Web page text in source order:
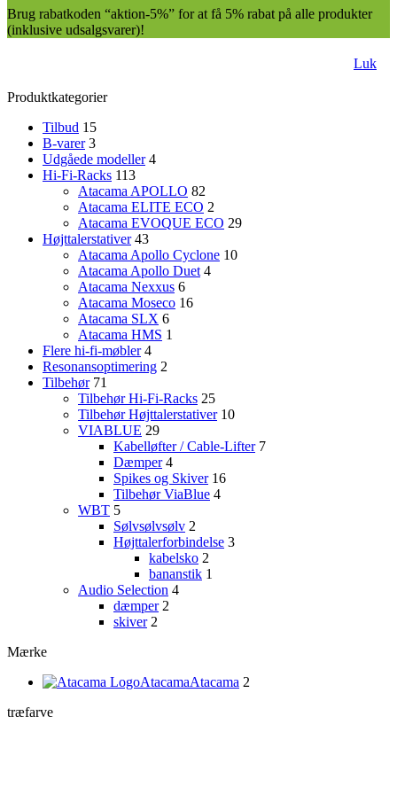
Brug rabatkoden “aktion-5%” for at få 5% rabat på alle produkter
(inklusive udsalgsvarer)!
Luk
Produktkategorier
Tilbud 15
B-varer 3
Udgåede modeller 4
Hi-Fi-Racks 113
Atacama APOLLO 82
Atacama ELITE ECO 2
Atacama EVOQUE ECO 29
Højttalerstativer 43
Atacama Apollo Cyclone 10
Atacama Apollo Duet 4
Atacama Nexxus 6
Atacama Moseco 16
Atacama SLX 6
Atacama HMS 1
Flere hi-fi-møbler 4
Resonansoptimering 2
Tilbehør 71
Tilbehør Hi-Fi-Racks 25
Tilbehør Højttalerstativer 10
VIABLUE 29
Kabelløfter / Cable-Lifter 7
Dæmper 4
Spikes og Skiver 16
Tilbehør ViaBlue 4
WBT 5
Sølvsølvsølv 2
Højttalerforbindelse 3
kabelsko 2
bananstik 1
Audio Selection 4
dæmper 2
skiver 2
Mærke
AtacamaAtacama 2
træfarve